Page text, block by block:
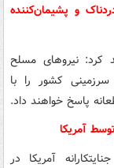
و پشیمان‌کننده
کرد: نیروهای مسلح
کشور را با
پاسخ خواهند داد.
آمریکا در